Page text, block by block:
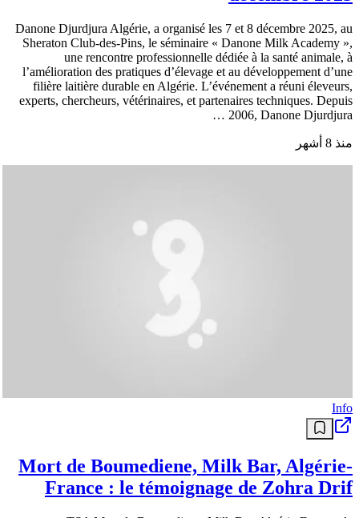
Danone Djurdjura Algérie, a organisé les 7 et 8 décembre 2025, au
Sheraton Club-des-Pins, le séminaire « Danone Milk Academy »,
une rencontre professionnelle dédiée à la santé animale, à
l’amélioration des pratiques d’élevage et au développement d’une
filière laitière durable en Algérie. L’événement a réuni éleveurs,
experts, chercheurs, vétérinaires, et partenaires techniques. Depuis
2006, Danone Djurdjura …
منذ 8 أشهر
Info
Mort de Boumediene, Milk Bar, Algérie-
France : le témoignage de Zohra Drif